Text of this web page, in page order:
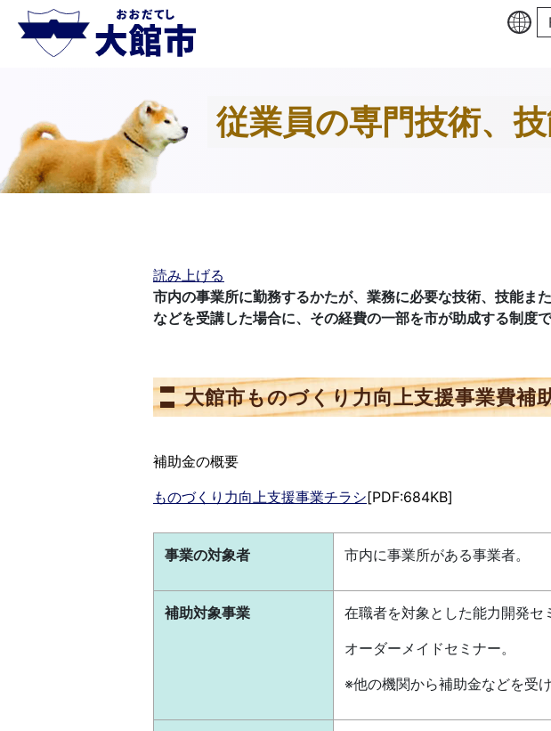
従業員の専門技術、
読み上げる
市内の事業所に勤務するかたが、業務に必要な技術、技能ま
などを受講した場合に、その経費の一部を市が助成する制度で
大館市ものづくり力向上支援事業費補
補助金の概要
ものづくり力向上支援事業チラシ[PDF:684KB]
事業の対象者 市内に事業所がある事業者。
補助対象事業
在職者を対象とした能力開発セ
オーダーメイドセミナー。
※他の機関から補助金などを受